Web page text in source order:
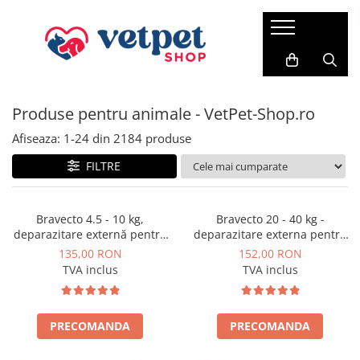
PENTRU CÂINI
ROYAL CANIN
MONGE
Advance
HRANĂ UMEDĂ
CONSERVE
PATE
PENTRU PISICI
ROYAL CANIN
ADVANCE CAT
Brit Premium Cat
HILLS SP
Sam Field
SANABELLE
WHISKAS
HRANĂ UMEDĂ
PENTRU PĂSĂRI
Hrana pentru canari
VITAMINE
FARMACIE VET
RATICIDE
SUPORT CARDIAC
SUPORT RENAL
SUPORT HEPATIC
SUPORT ARTICULAR
SUPORT NEURONAL
Suport pentru piele si blana
Vitamine
ACVARISTICĂ
ACCESORII
ACVARII
CABINET VETERINAR
Milbemax
Neptra
Prazimec
Produse pentru animale - VetPet-Shop.ro
Afiseaza: 1-24 din 2184 produse
FILTRE
Bravecto 4.5 - 10 kg,
deparazitare externă pentru
câini
135,00 RON
TVA inclus
PRECOMANDA
Bravecto 20 - 40 kg -
deparazitare externa pentru
caini
152,00 RON
TVA inclus
PRECOMANDA